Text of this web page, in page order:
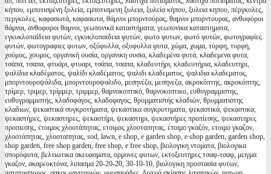
κήπου, εμποτισμένη ξυλεία, εμποτισμενη ξυλεια, ξυλεία κήπου, ξυλεια κηπου, πέργκολες,
περγκολες, καφασωτά, καφασωτα, θάμνοι μπορντούρας, θαμνοι μπορντουρας, ανθοφόροι
θάμνοι, ανθοφοροι θαμνοι, γεωπονικά καταστήματα, γεωπονικα καταστηματα,
εγκυκλοπαίδεια φυτών, εγκυκλοπαιδεια φυτών, φωτο φυτων, φωτό φυτών, φωτογραφίες
φυτών, φωτογραφιες φυτων, οξύφυλλα, οξυφυλλα φυτα, χώμα, χωμα, τύρφη, τυρφη,
χούμος, χουμος, οργανική ουσία, οργανικη ουσια, κλαδεμένα φυτά, κλαδεμενα φυτα,
τσάπα, τσαπα, φτυάρι, φτυαρι, τσάπα, τσαπα, κλαδευτήρι, κλαδευτήρια, κλαδευτηρι,
ψαλίδια κλαδέματος, ψαλίδι κλαδέματος, ψαλιδι κλαδεματος, ψαλιδια κλαδεματος,
μπορντουροψάλιδα, μπορντουροψαλιδο, μεσηνέζα, μεσηνεζα, ακροκόπτης, ακροκόπτης,
τρίμερ, τριμερ, τρίμμερ, τριμμερ, θαμνοκοπτικό, θαμνοκοπτικο, ευθυγραμμιστης,
ευθυγραμμιστής, κλαδοφάγος, κλαδοφαγος, θρυμματιστής κλαδιών, θρυμματιστης
κλαδιων, ψεκαστικά συγκροτήματα, ψεκαστικα συγκροτηματα, ψεκαστικά, ψεκαστικα,
ψεκαστήρες, ψεκαστηρες, ψεκαστήρι, ψεκαστηρι, ψεκαστήρες προπίεσης, ψεκαστηρες
προπιεσης, έτοιμος χλοοτάπητας, ετοιμος χλοοταπητας, έτοιμο γκαζόν, ετοιμο γκαζον,
χλοοτάπητας, χλοοταπητας, sod, lawn, e shop, e garden shop, e shop garden, garden shop,
shop garden, free shop garden, free shop, e free shop, βιολογικη ντοματα, βιολογικα
σπορόφυτα, βελτιωτικα σκευασματα, ορμονες φυτων, εκτοξευτηρες τσαφ-τσαφ, μειγμα
γκαζον, ακαρεοκτόνα, λιπασμα 20-20-20, 30-10-10, βιολογικη προστασία φυτων,